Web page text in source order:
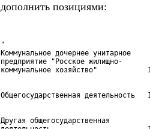
дополнить позициями:
"
Коммунальное дочернее унитарное
предприятие "Росское жилищно-
Другая общегосударственная